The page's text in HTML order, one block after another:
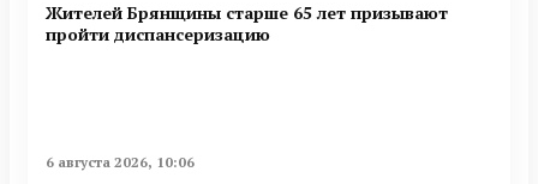
Жителей Брянщины старше 65 лет призывают
пройти диспансеризацию
6 августа 2026, 10:06